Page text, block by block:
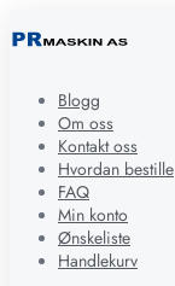
Blogg
Om oss
Kontakt oss
Hvordan bestille
FAQ
Min konto
Ønskeliste
Handlekurv